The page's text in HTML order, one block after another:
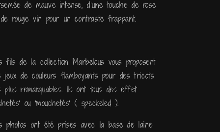
de mauve intense, d’une touche de rose
rouge vin pour un contraste frappant.
fils de la collection Marbelous vous proposent
jeux de couleurs flamboyants pour des tricots
plus remarquables. Ils ont tous des effet
ou 'mouchetés' ( speckeled ).
photos ont été prises avec la base de laine